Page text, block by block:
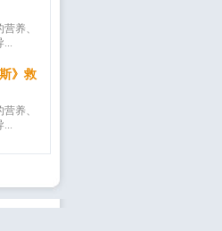
养、
...
》救
养、
...